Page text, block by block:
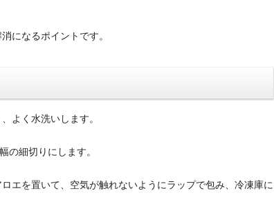
になるポイントです。
よく水洗いします。
の細切りにします。
エを置いて、空気が触れないようにラップで包み、冷凍庫に